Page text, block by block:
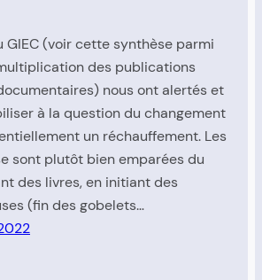
GIEC (voir cette synthèse parmi
des publications
nous ont alertés et
à la question du changement
un réchauffement. Les
sont plutôt bien emparées du
des livres, en initiant des
(fin des gobelets…